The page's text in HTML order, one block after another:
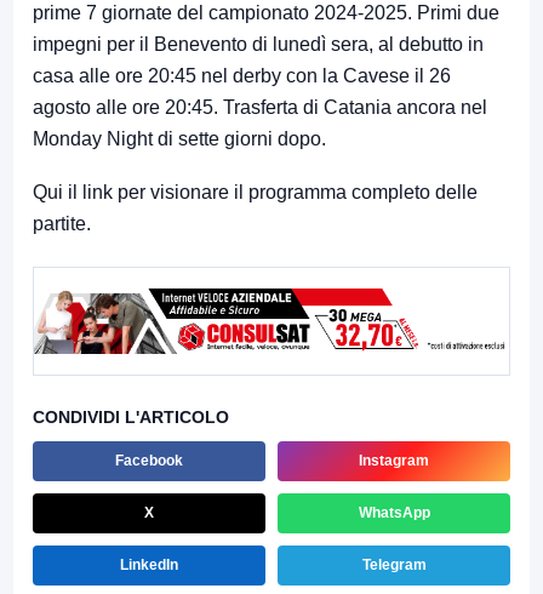
prime 7 giornate del campionato 2024-2025. Primi due
impegni per il Benevento di lunedì sera, al debutto in
casa alle ore 20:45 nel derby con la Cavese il 26
agosto alle ore 20:45. Trasferta di Catania ancora nel
Monday Night di sette giorni dopo.
Qui il link per visionare il programma completo delle
partite.
CONDIVIDI L'ARTICOLO
Facebook Instagram
X WhatsApp
LinkedIn Telegram